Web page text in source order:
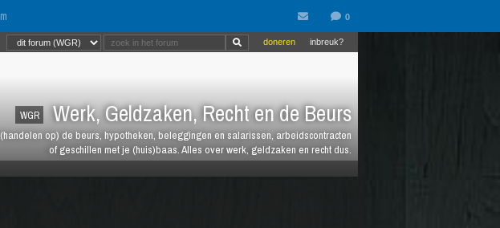
WGR Werk, Geldzaken, Recht en de Beurs
op) de beurs, hypotheken, beleggingen en salarissen, arbeidscontracten
of geschillen met je (huis)baas. Alles over werk, geldzaken en recht dus.
inbreuk?
doneren